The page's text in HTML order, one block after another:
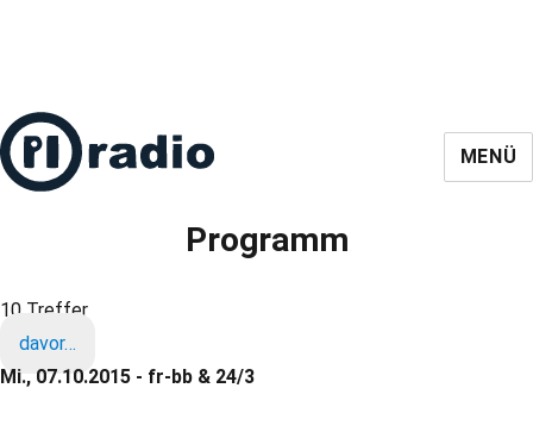
MENÜ
Programm
10 Treffer
davor…
Mi., 07.10.2015 - fr-bb & 24/3